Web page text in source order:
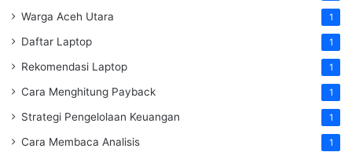
Warga Aceh Utara 1
Daftar Laptop 1
Rekomendasi Laptop 1
Cara Menghitung Payback 1
Strategi Pengelolaan Keuangan 1
Cara Membaca Analisis 1